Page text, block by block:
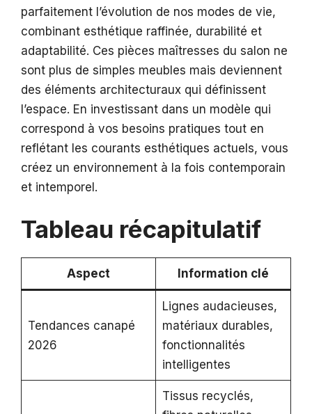
parfaitement l’évolution de nos modes de vie,
combinant esthétique raffinée, durabilité et
adaptabilité. Ces pièces maîtresses du salon ne
sont plus de simples meubles mais deviennent
des éléments architecturaux qui définissent
l’espace. En investissant dans un modèle qui
correspond à vos besoins pratiques tout en
reflétant les courants esthétiques actuels, vous
créez un environnement à la fois contemporain
et intemporel.
Tableau récapitulatif
Aspect Information clé
Tendances canapé
2026
Lignes audacieuses,
matériaux durables,
fonctionnalités
intelligentes
Tissus recyclés,